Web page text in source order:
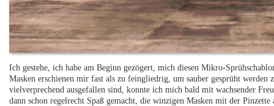
Ich gestehe, ich habe am Beginn gezögert, mich diesen Mikro-
Masken erschienen mir fast als zu feingliedrig, um sauber gesprüht werden
vielverprechend ausgefallen sind, konnte ich mich bald mit wachsender
dann schon regelrecht Spaß gemacht, die winzigen Masken mit der